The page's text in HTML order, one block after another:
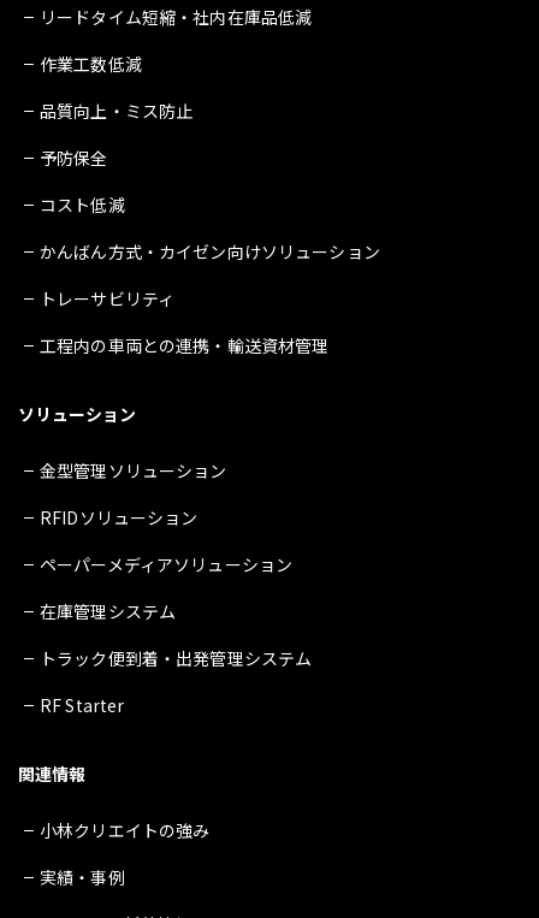
リードタイム短縮・社内在庫品低減
作業工数低減
品質向上・ミス防止
予防保全
コスト低減
かんばん方式・カイゼン向けソリューション
トレーサビリティ
工程内の車両との連携・輸送資材管理
ソリューション
金型管理ソリューション
RFIDソリューション
ペーパーメディアソリューション
在庫管理システム
トラック便到着・出発管理システム
RF Starter
関連情報
小林クリエイトの強み
実績・事例